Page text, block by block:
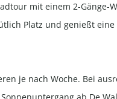
mit einem 2-
Platz und genießt
je nach Woche. Bei